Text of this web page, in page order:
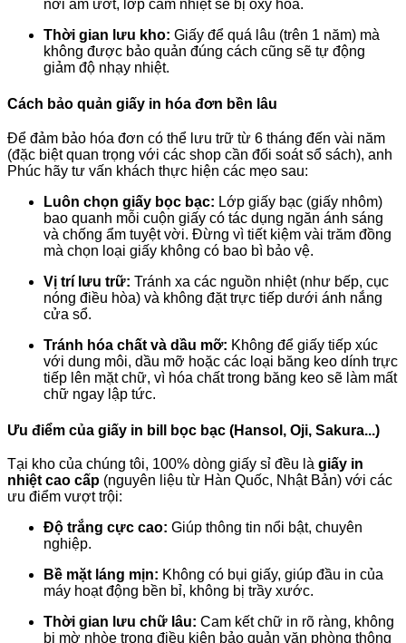
nơi ẩm ướt, lớp cảm nhiệt sẽ bị oxy hóa.
Thời gian lưu kho: Giấy để quá lâu (trên 1 năm) mà
không được bảo quản đúng cách cũng sẽ tự động
giảm độ nhạy nhiệt.
Cách bảo quản giấy in hóa đơn bền lâu
Để đảm bảo hóa đơn có thể lưu trữ từ 6 tháng đến vài năm
(đặc biệt quan trọng với các shop cần đối soát sổ sách), anh
Phúc hãy tư vấn khách thực hiện các mẹo sau:
Luôn chọn giấy bọc bạc: Lớp giấy bạc (giấy nhôm)
bao quanh mỗi cuộn giấy có tác dụng ngăn ánh sáng
và chống ẩm tuyệt vời. Đừng vì tiết kiệm vài trăm đồng
mà chọn loại giấy không có bao bì bảo vệ.
Vị trí lưu trữ: Tránh xa các nguồn nhiệt (như bếp, cục
nóng điều hòa) và không đặt trực tiếp dưới ánh nắng
cửa sổ.
Tránh hóa chất và dầu mỡ: Không để giấy tiếp xúc
với dung môi, dầu mỡ hoặc các loại băng keo dính trực
tiếp lên mặt chữ, vì hóa chất trong băng keo sẽ làm mất
chữ ngay lập tức.
Ưu điểm của giấy in bill bọc bạc (Hansol, Oji, Sakura...)
Tại kho của chúng tôi, 100% dòng giấy sỉ đều là giấy in
nhiệt cao cấp (nguyên liệu từ Hàn Quốc, Nhật Bản) với các
ưu điểm vượt trội:
Độ trắng cực cao: Giúp thông tin nổi bật, chuyên
nghiệp.
Bề mặt láng mịn: Không có bụi giấy, giúp đầu in của
máy hoạt động bền bỉ, không bị trầy xước.
Thời gian lưu chữ lâu: Cam kết chữ in rõ ràng, không
bị mờ nhòe trong điều kiện bảo quản văn phòng thông